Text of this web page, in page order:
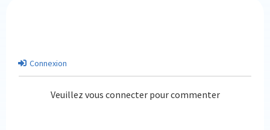
Connexion
Veuillez vous connecter pour commenter